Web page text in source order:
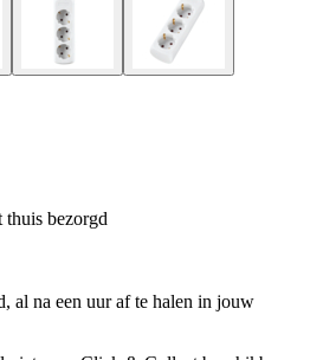
bezorgd
al na een uur af te halen in jouw